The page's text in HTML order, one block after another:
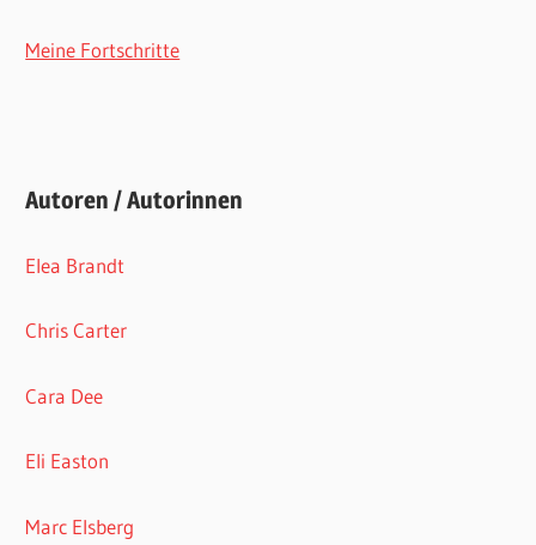
Meine Fortschritte
Autoren / Autorinnen
Elea Brandt
Chris Carter
Cara Dee
Eli Easton
Marc Elsberg